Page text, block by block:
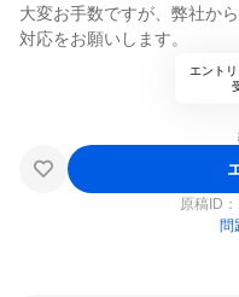
大変お手数ですが、弊社か
対応をお願いします。
エント
原稿ID：
問